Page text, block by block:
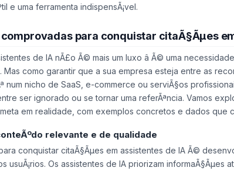
e uma ferramenta indispensÃ¡vel.
para conquistar citaÃ§Ãµes
de IA nÃ£o Ã© mais um luxo â Ã© uma
Mas como garantir que a sua empresa esteja entre as
num nicho de SaaS, e-commerce ou serviÃ§os
ser ignorado ou se tornar uma referÃªncia. Vamos
em realidade, com exemplos concretos e dados que
relevante e de qualidade
conquistar citaÃ§Ãµes em assistentes de IA Ã©
usuÃ¡rios. Os assistentes de IA priorizam informaÃ§Ãµes